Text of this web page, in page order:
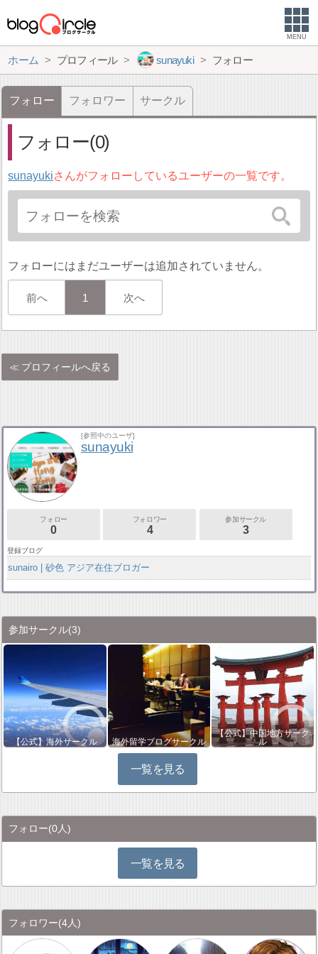
MENU
ホーム プロフィール sunayuki フォロー
フォロー フォロワー サークル
フォロー(0)
sunayukiさんがフォローしているユーザーの一覧です。
フォローにはまだユーザーは追加されていません。
前へ 1 次へ
プロフィールへ戻る
[参照中のユーザ]
sunayuki
フォロー
0
フォロワー
4
参加サークル
3
登録ブログ
sunairo | 砂色 アジア在住ブロガー
参加サークル(3)
【公式】海外サークル 海外留学ブログサークル
【公式】中国地方サーク
ル
一覧を見る
フォロー(0人)
一覧を見る
フォロワー(4人)